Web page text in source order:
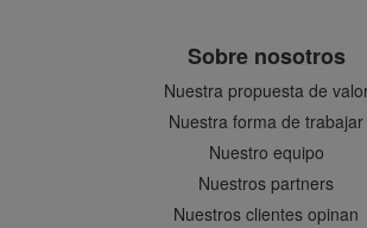
Sobre nosotros
Nuestra propuesta de
Nuestra forma de trabajar
Nuestro equipo
Nuestros partners
Nuestros clientes opinan